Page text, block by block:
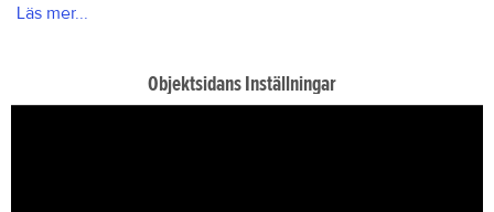
Läs mer...
Objektsidans Inställningar